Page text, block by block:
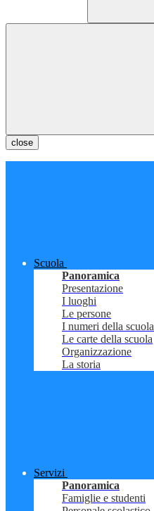
close
Scuola
Panoramica
Presentazione
I luoghi
Le persone
I numeri della scuola
Le carte della scuola
Organizzazione
La storia
Servizi
Panoramica
Famiglie e studenti